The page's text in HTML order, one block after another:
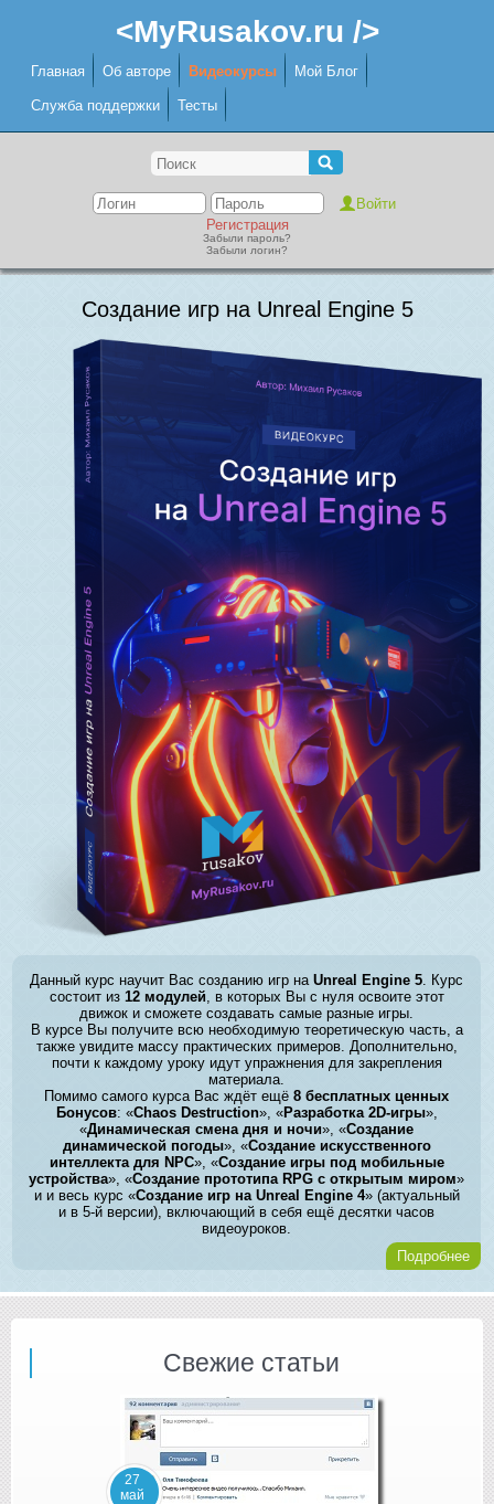
<MyRusakov.ru />
Главная Об авторе Видеокурсы Мой Блог
Служба поддержки Тесты
Регистрация
Забыли пароль?
Забыли логин?
Создание игр на Unreal Engine 5
Данный курс научит Вас созданию игр наUnreal Engine 5 . Курс
состоит из 12 модулей, в которых Вы с нуля освоите этот
движок и сможете создавать самые разные игры.
В курсе Вы получите всю необходимую теоретическую часть, а
также увидите массу практических примеров. Дополнительно,
почти к каждому уроку идут упражнения для закрепления
материала.
Помимо самого курса Вас ждёт ещё8 бесплатных ценных
Бонусов: «Chaos Destruction», «Разработка 2D-игры»,
«Динамическая смена дня и ночи», «Создание
динамической погоды», «Создание искусственного
интеллекта для NPC», «Создание игры под мобильные
устройства», «Создание прототипа RPG с открытым миром»
и и весь курс «Создание игр на Unreal Engine 4» (актуальный
и в 5-й версии), включающий в себя ещё десятки часов
видеоуроков.
Подробнее
Свежие статьи
27
май